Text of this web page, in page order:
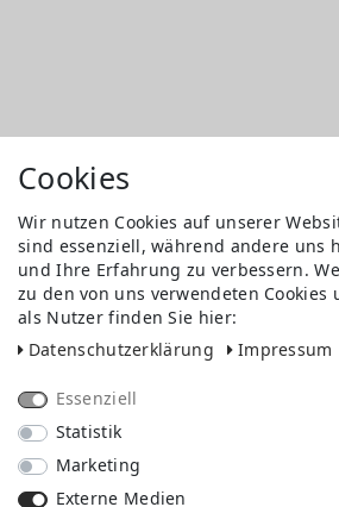
Cookies
Wir nutzen Cookies auf unserer
sind essenziell, während andere uns
und Ihre Erfahrung zu verbessern.
zu den von uns verwendeten Cookies
als Nutzer finden Sie hier:
Daten­schutz­erklärung
Impressum
Essenziell
Statistik
Marketing
Externe Medien